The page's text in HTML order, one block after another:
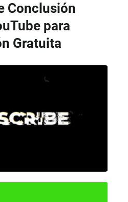
Conclusión
para
Gratuita